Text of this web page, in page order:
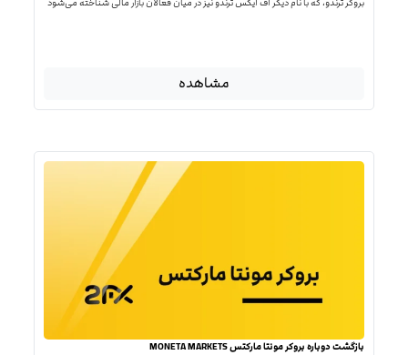
مشاهده
بازگشت دوباره بروکر مونتا مارکتس MONETA MARKETS